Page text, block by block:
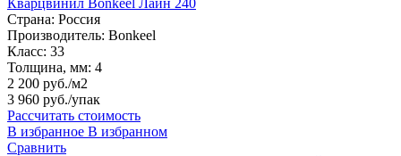
Страна: Россия
Производитель: Bonkeel
Класс: 33
Толщина, мм: 4
2 200 руб./м2
3 960 руб./упак
Рассчитать стоимость
В избранное В избранном
Сравнить